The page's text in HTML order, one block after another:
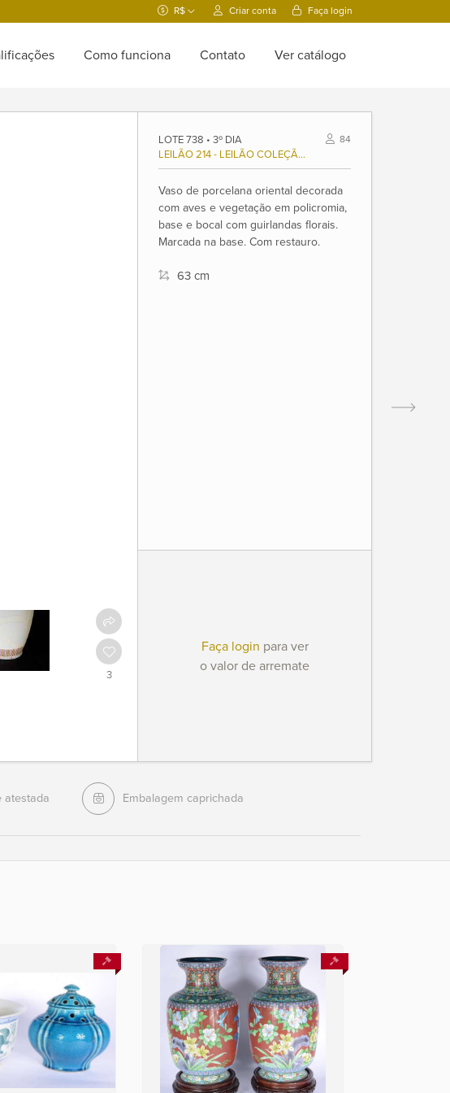
R$ Criar conta Faça login
Como funciona Contato Ver catálogo
3
LOTE 738 • 3º DIA 84
LEILÃO 214 - LEILÃO COLEÇÃO ELIANE MENESCAL (1936/2023), E OUTROS.
Vaso de porcelana oriental decorada
com aves e vegetação em policromia,
base e bocal com guirlandas florais.
Marcada na base. Com restauro.
63 cm
Faça login para ver
o valor de arremate
atestada Embalagem caprichada